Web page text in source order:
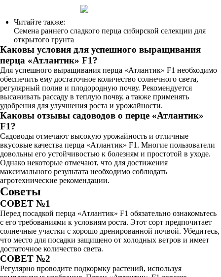
Читайте также:
Семена раннего сладкого перца сибирской селекции для
открытого грунта
Каковы условия для успешного выращивания
перца «Атлантик» F1?
Для успешного выращивания перца «Атлантик» F1 необходимо
обеспечить ему достаточное количество солнечного света,
регулярный полив и плодородную почву. Рекомендуется
высаживать рассаду в теплую почву, а также применять
удобрения для улучшения роста и урожайности.
Каковы отзывы садоводов о перце «Атлантик»
F1?
Садоводы отмечают высокую урожайность и отличные
вкусовые качества перца «Атлантик» F1. Многие пользователи
довольны его устойчивостью к болезням и простотой в уходе.
Однако некоторые отмечают, что для достижения
максимального результата необходимо соблюдать
агротехнические рекомендации.
Советы
СОВЕТ №1
Перед посадкой перца «Атлантик» F1 обязательно ознакомьтесь
с его требованиями к условиям роста. Этот сорт предпочитает
солнечные участки с хорошо дренированной почвой. Убедитесь,
что место для посадки защищено от холодных ветров и имеет
достаточное количество света.
СОВЕТ №2
Регулярно проводите подкормку растений, используя